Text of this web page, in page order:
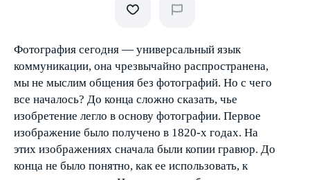
Фотография сегодня — универсальный язык
коммуникации, она чрезвычайно распространена,
мы не мыслим общения без фотографий. Но с чего
все началось? До конца сложно сказать, чье
изобретение легло в основу фотографии. Первое
изображение было получено в 1820-х годах. На
этих изображениях сначала были копии гравюр. До
конца не было понятно, как ее использовать, к